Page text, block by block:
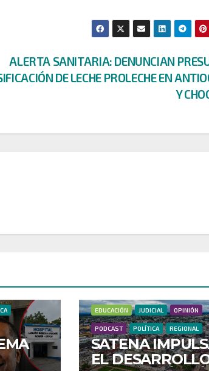
ALERTA SANITARIA: DENUNCIAN
DE LECHE PROLECHE EN
Y
EDUCACIÓN JUDICIAL OPINIÓN
PODCAST POLÍTICA REGIONAL
SATENA
EL